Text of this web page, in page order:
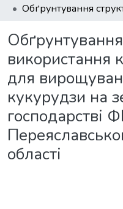
використання
для
кукурудзи на
господарстві
області